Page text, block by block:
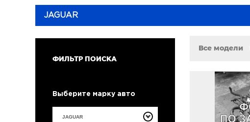
JAGUAR
ФИЛЬТР ПОИСКА
Выберите марку авто
Все модели